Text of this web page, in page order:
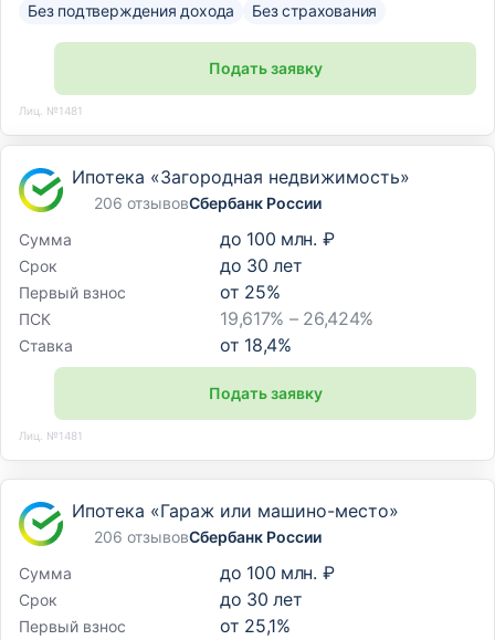
Без подтверждения дохода Без страхования
Подать заявку
Лиц. №1481
Ипотека «Загородная недвижимость»
206 отзывовСбербанк России
Сумма
до 100 млн. ₽
Срок до 30 лет
Первый взнос от 25%
ПСК 19,617% – 26,424%
Ставка от 18,4%
Подать заявку
Лиц. №1481
Ипотека «Гараж или машино-место»
206 отзывовСбербанк России
Сумма
до 100 млн. ₽
Срок до 30 лет
Первый взнос от 25,1%